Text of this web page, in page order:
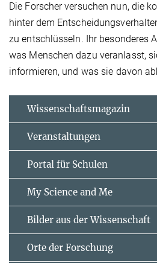
Die Forscher versuchen nun, die
hinter dem
zu entschlüsseln. Ihr besonderes
was Menschen dazu veranlasst,
informieren, und was sie davon
Wissenschaftsmagazin
Veranstaltungen
Portal für Schulen
My Science and Me
Bilder aus der Wissenschaft
Orte der Forschung